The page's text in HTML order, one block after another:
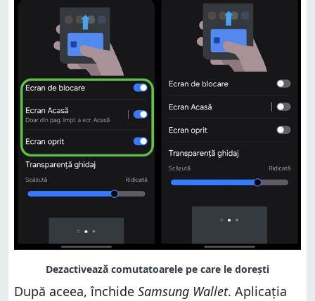
După aceea, închide Samsung Wallet. Aplicația